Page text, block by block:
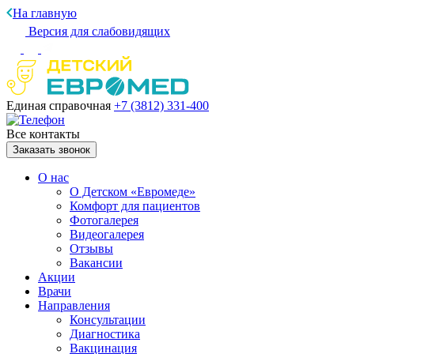
На главную
Версия для слабовидящих
Единая справочная +7 (3812) 331-400
Все контакты
Заказать звонок
О нас
О Детском «Евромеде»
Комфорт для пациентов
Фотогалерея
Видеогалерея
Отзывы
Вакансии
Акции
Врачи
Направления
Консультации
Диагностика
Вакцинация